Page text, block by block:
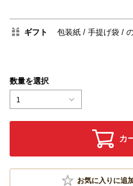
ギフト 包装紙 手提げ袋
数量を選択
1
カ
お気に入りに追